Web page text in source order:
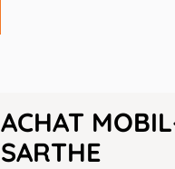
ACHAT
SARTHE